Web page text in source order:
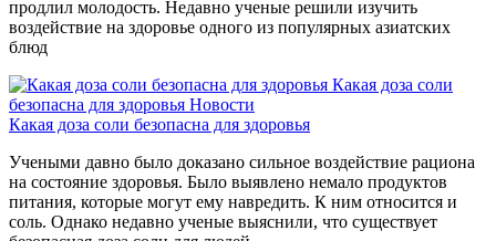
продлил молодость. Недавно ученые решили изучить
воздействие на здоровье одного из популярных азиатских
блюд
Какая доза соли
безопасна для здоровья Новости
Какая доза соли безопасна для здоровья
Учеными давно было доказано сильное воздействие рациона
на состояние здоровья. Было выявлено немало продуктов
питания, которые могут ему навредить. К ним относится и
соль. Однако недавно ученые выяснили, что существует